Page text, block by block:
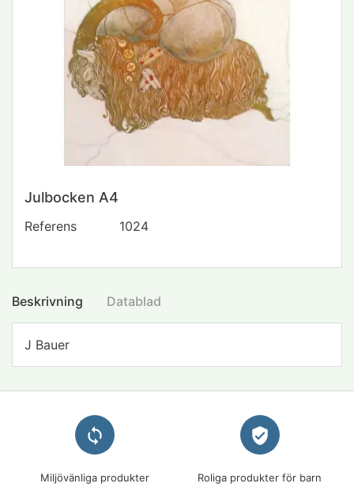
Julbocken A4
Referens 1024
Beskrivning Datablad
J Bauer
loop
Miljövänliga produkter
verified_user
Roliga produkter för barn